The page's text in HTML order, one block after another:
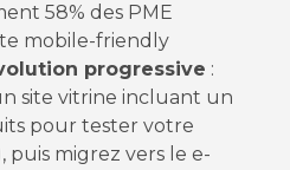
58% des PME
mobile-friendly
progressive :
site vitrine incluant un
pour tester votre
puis migrez vers le e-